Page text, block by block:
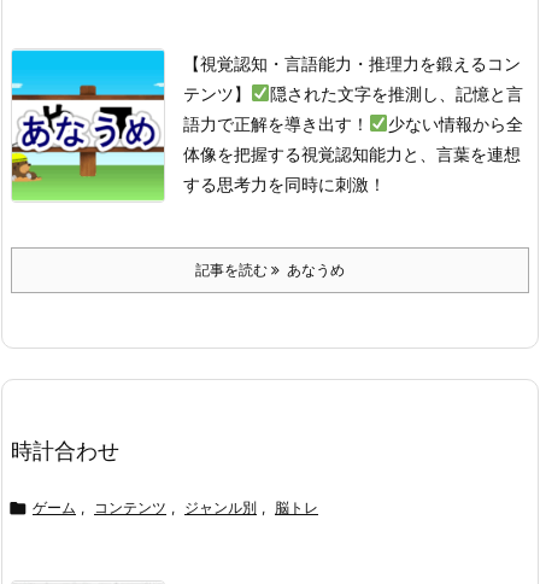
【視覚認知・言語能力・推理力を鍛えるコン
テンツ】
隠された文字を推測し、記憶と言
語力で正解を導き出す！
少ない情報から全
体像を把握する視覚認知能力と、言葉を連想
する思考力を同時に刺激！
記事を読む あなうめ
時計合わせ
 ゲーム , コンテンツ , ジャンル別 , 脳トレ